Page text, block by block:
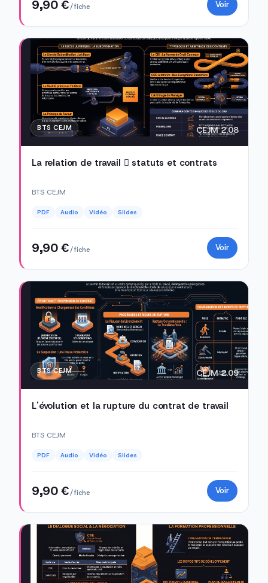
9,90 €/ fiche Voir
BTS CEJM CEJM 2.08
La relation de travail  statuts et contrats
BTS CEJM
PDF Audio Vidéo Slides
9,90 €/ fiche Voir
BTS CEJM CEJM 2.09
L'évolution et la rupture du contrat de travail
BTS CEJM
PDF Audio Vidéo Slides
9,90 €/ fiche Voir